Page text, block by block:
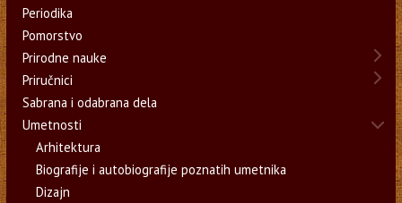
Periodika
Pomorstvo
Prirodne nauke
Priručnici
Sabrana i odabrana dela
Umetnosti
Arhitektura
Biografije i autobiografije poznatih umetnika
Dizajn